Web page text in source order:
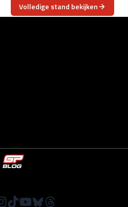
Volledige stand bekijken